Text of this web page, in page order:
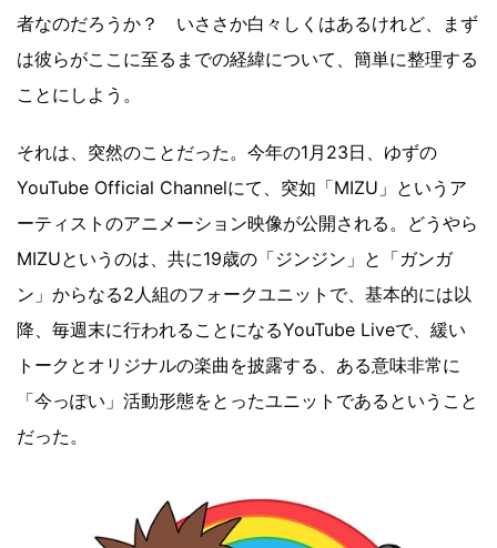
者なのだろうか？ いささか白々しくはあるけれど、まず
は彼らがここに至るまでの経緯について、簡単に整理する
ことにしよう。
それは、突然のことだった。今年の1月23日、ゆずの
YouTube Official Channelにて、突如「MIZU」というア
ーティストのアニメーション映像が公開される。どうやら
MIZUというのは、共に19歳の「ジンジン」と「ガンガ
ン」からなる2人組のフォークユニットで、基本的には以
降、毎週末に行われることになるYouTube Liveで、緩い
トークとオリジナルの楽曲を披露する、ある意味非常に
「今っぽい」活動形態をとったユニットであるということ
だった。